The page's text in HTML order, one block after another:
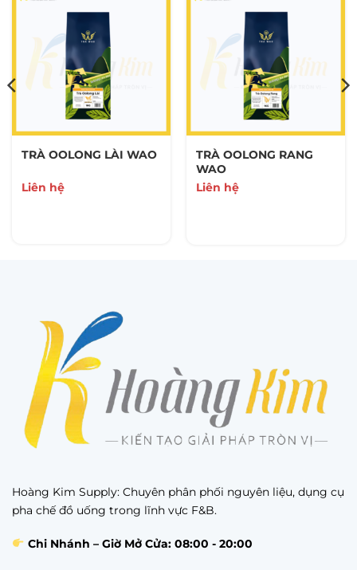
TRÀ OOLONG LÀI WAO
Liên hệ
TRÀ OOLONG RANG
WAO
Liên hệ
Hoàng Kim Supply: Chuyên phân phối nguyên liệu, dụng cụ
pha chế đồ uống trong lĩnh vực F&B.
Chi Nhánh – Giờ Mở Cửa: 08:00 - 20:00